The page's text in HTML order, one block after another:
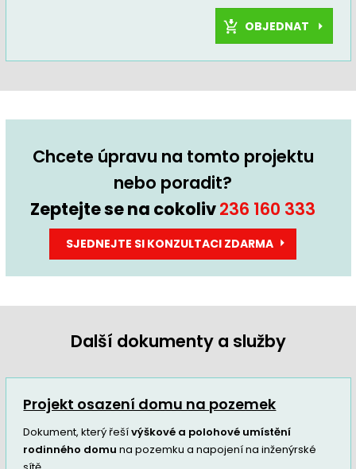
OBJEDNAT
Chcete úpravu na tomto projektu
nebo poradit?
Zeptejte se na cokoliv236 160 333
SJEDNEJTE SI KONZULTACI ZDARMA
Další dokumenty a služby
Projekt osazení domu na pozemek
Dokument, který řešívýškové a polohové umístění
rodinného domu na pozemku a napojení na inženýrské